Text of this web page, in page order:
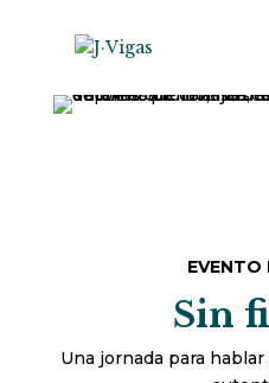
EVENTO
Sin
Una jornada para